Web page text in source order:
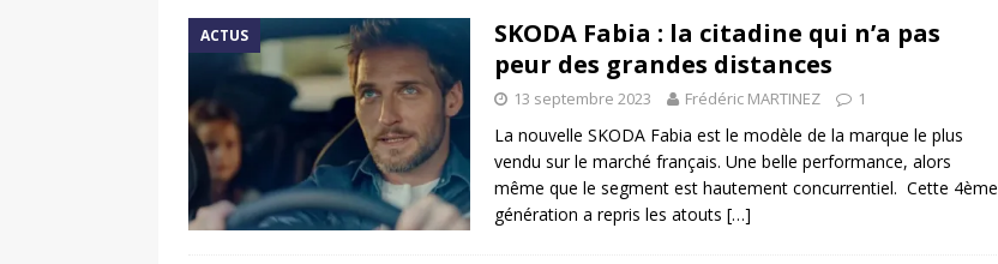
[ 11 avril 2020 ]
#StayHome : Honda dévoile un spot publicitaire… confiné! ACTUS
ACTUS
SKODA Fabia : la citadine qui n’a pas
peur des grandes distances
13 septembre 2023 Frédéric MARTINEZ 1
La nouvelle SKODA Fabia est le modèle de la marque le plus
vendu sur le marché français. Une belle performance, alors
même que le segment est hautement concurrentiel. Cette 4ème
génération a repris les atouts […]